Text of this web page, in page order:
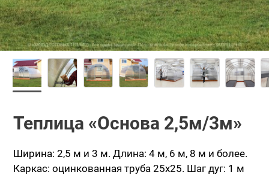
Теплица «Основа 2,5м/3м»
Ширина: 2,5 м и 3 м. Длина: 4 м, 6 м, 8 м и более.
Каркас: оцинкованная труба 25х25. Шаг дуг: 1 м